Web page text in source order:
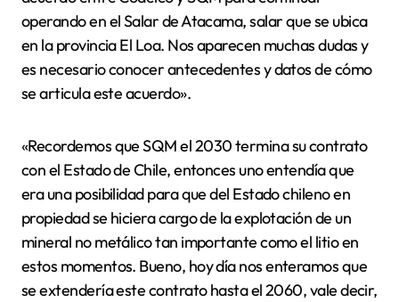
operando en el Salar de Atacama, salar que se ubica
en la provincia El Loa. Nos aparecen muchas dudas y
es necesario conocer antecedentes y datos de cómo
se articula este acuerdo».
«Recordemos que SQM el 2030 termina su contrato
con el Estado de Chile, entonces uno entendía que
era una posibilidad para que del Estado chileno en
propiedad se hiciera cargo de la explotación de un
mineral no metálico tan importante como el litio en
estos momentos. Bueno, hoy día nos enteramos que
se extendería este contrato hasta el 2060, vale decir,